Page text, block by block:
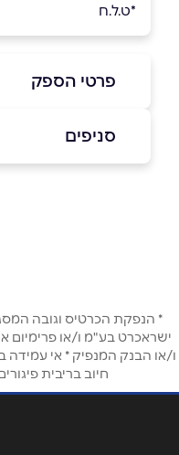
*ט.ל.ח
פרטי הספק
באתר
טלפון*
אימייל *
סניפים
* הנפקת הכרטיס וגובה
ישראכרט בע"מ ו/או פרימיום
ו/או הבנק המנפיק * אי עמידה
חיוב בריבית